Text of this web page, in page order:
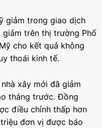
giảm trong giao dịch
trên thị trường Phố
cho kết quả không
thoái kinh tế.
xây mới đã giảm
tháng trước. Đồng
điều chỉnh thấp hơn
đơn vị được báo